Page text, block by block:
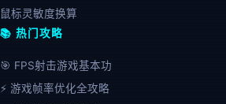
鼠标灵敏度换算
📚 热门攻略
🎯 FPS射击游戏基本功
⚡ 游戏帧率优化全攻略